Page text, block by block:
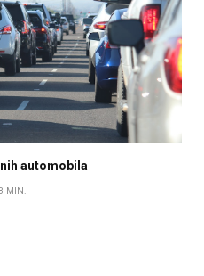
automobila
MIN.